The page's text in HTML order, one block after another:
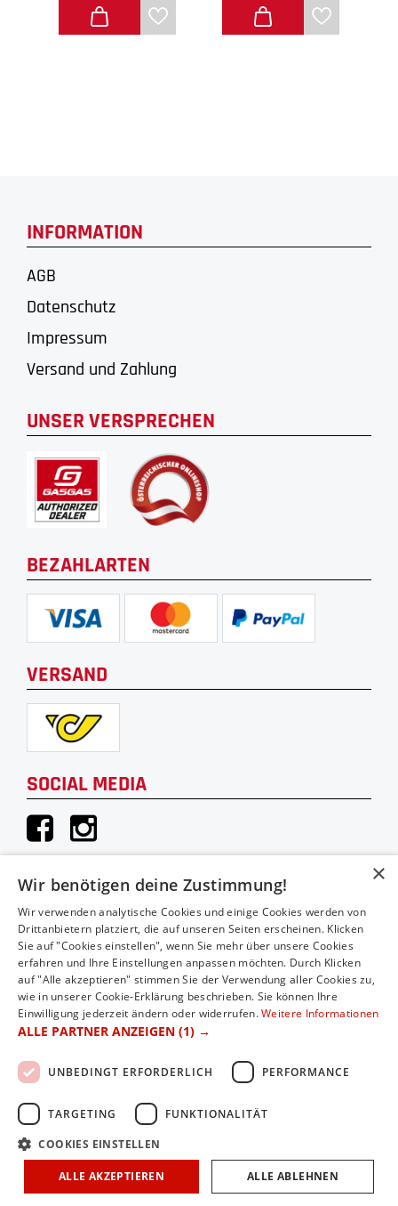
INFORMATION
AGB
Datenschutz
Impressum
Versand und Zahlung
UNSER VERSPRECHEN
BEZAHLARTEN
VERSAND
SOCIAL MEDIA
KONTAKT
Hauthaler Vertriebs GmbH
Moosstraße 52A
5020 Salzburg
Telefon: 0043 (0)662/83 04 04
Copyright © 2026 GasGas Shop Salzburg. Alle Rechte
vorbehalten.
×
Wir benötigen deine Zustimmung!
Wir verwenden analytische Cookies und einige Cookies werden von
Drittanbietern platziert, die auf unseren Seiten erscheinen. Klicken
Sie auf "Cookies einstellen", wenn Sie mehr über unsere Cookies
erfahren und Ihre Einstellungen anpassen möchten. Durch Klicken
auf "Alle akzeptieren" stimmen Sie der Verwendung aller Cookies zu,
wie in unserer Cookie-Erklärung beschrieben. Sie können Ihre
Einwilligung jederzeit ändern oder widerrufen.Weitere Informationen
ALLE PARTNER ANZEIGEN (1) →
UNBEDINGT ERFORDERLICH PERFORMANCE
TARGETING FUNKTIONALITÄT
COOKIES EINSTELLEN
ALLE AKZEPTIEREN ALLE ABLEHNEN